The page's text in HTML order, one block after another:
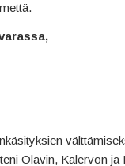
Olavin, Kalervon ja